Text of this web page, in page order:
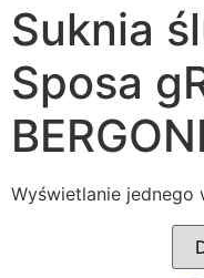
Suknia
Sposa
BERGONI
Wyświetlanie jednego